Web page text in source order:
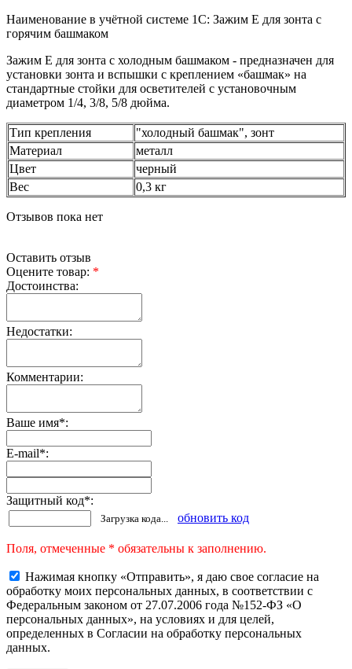
Наименование в учётной системе 1С: Зажим E для зонта с
горячим башмаком
Зажим Е для зонта с холодным башмаком - предназначен для
установки зонта и вспышки с креплением «башмак» на
стандартные стойки для осветителей с установочным
диаметром 1/4, 3/8, 5/8 дюйма.
Тип крепления
"холодный башмак", зонт
Материал
металл
Цвет
черный
Вес
0,3 кг
Отзывов пока нет
Оставить отзыв
Оцените товар: *
Достоинства:
Недостатки:
Комментарии:
Ваше имя*:
E-mail*:
Защитный код*:
Загрузка кода... обновить код
Поля, отмеченные * обязательны к заполнению.
Нажимая кнопку «Отправить», я даю свое согласие на
обработку моих персональных данных, в соответствии с
Федеральным законом от 27.07.2006 года №152-ФЗ «О
персональных данных», на условиях и для целей,
определенных в Согласии на обработку персональных
данных.